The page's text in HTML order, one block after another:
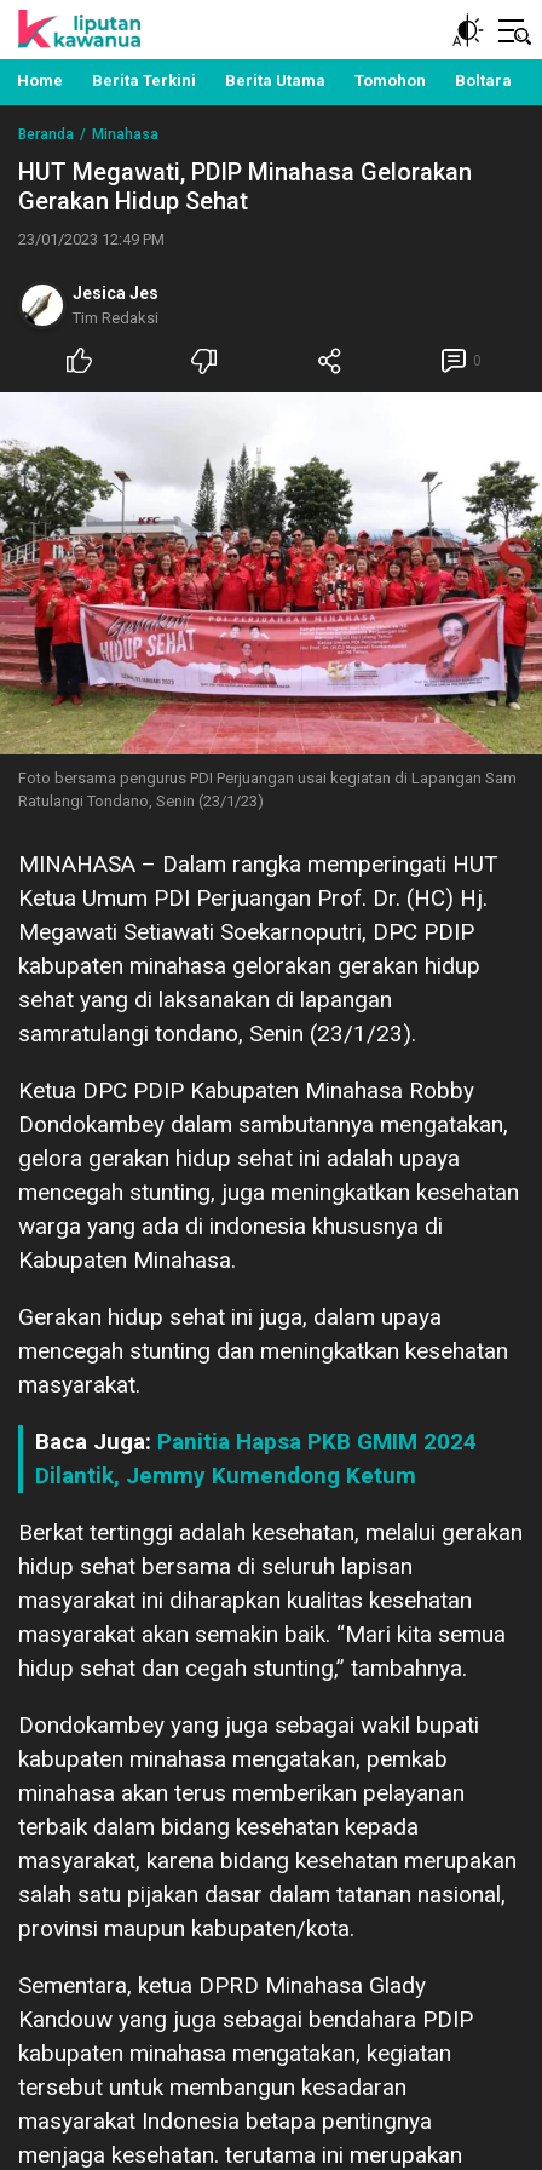
Liputan Kawanua
Berita Manado, Sulawesi Utara, Kawanua, Politik,
Pemerintahan, Hukum Kriminal dan Nasional
Home Berita Terkini Berita Utama Tomohon Boltara
Beranda Minahasa
HUT Megawati, PDIP Minahasa Gelorakan
Gerakan Hidup Sehat
23/01/2023 12:49 PM
Jesica Jes
Tim Redaksi
0
Foto bersama pengurus PDI Perjuangan usai kegiatan di Lapangan Sam
Ratulangi Tondano, Senin (23/1/23)
MINAHASA – Dalam rangka memperingati HUT
Ketua Umum PDI Perjuangan Prof. Dr. (HC) Hj.
Megawati Setiawati Soekarnoputri, DPC PDIP
kabupaten minahasa gelorakan gerakan hidup
sehat yang di laksanakan di lapangan
samratulangi tondano, Senin (23/1/23).
Ketua DPC PDIP Kabupaten Minahasa Robby
Dondokambey dalam sambutannya mengatakan,
gelora gerakan hidup sehat ini adalah upaya
mencegah stunting, juga meningkatkan kesehatan
warga yang ada di indonesia khususnya di
Kabupaten Minahasa.
Gerakan hidup sehat ini juga, dalam upaya
mencegah stunting dan meningkatkan kesehatan
masyarakat.
Baca Juga: Panitia Hapsa PKB GMIM 2024
Dilantik, Jemmy Kumendong Ketum
Berkat tertinggi adalah kesehatan, melalui gerakan
hidup sehat bersama di seluruh lapisan
masyarakat ini diharapkan kualitas kesehatan
masyarakat akan semakin baik. “Mari kita semua
hidup sehat dan cegah stunting,” tambahnya.
Dondokambey yang juga sebagai wakil bupati
kabupaten minahasa mengatakan, pemkab
minahasa akan terus memberikan pelayanan
terbaik dalam bidang kesehatan kepada
masyarakat, karena bidang kesehatan merupakan
salah satu pijakan dasar dalam tatanan nasional,
provinsi maupun kabupaten/kota.
Sementara, ketua DPRD Minahasa Glady
Kandouw yang juga sebagai bendahara PDIP
kabupaten minahasa mengatakan, kegiatan
tersebut untuk membangun kesadaran
masyarakat Indonesia betapa pentingnya
menjaga kesehatan. terutama ini merupakan